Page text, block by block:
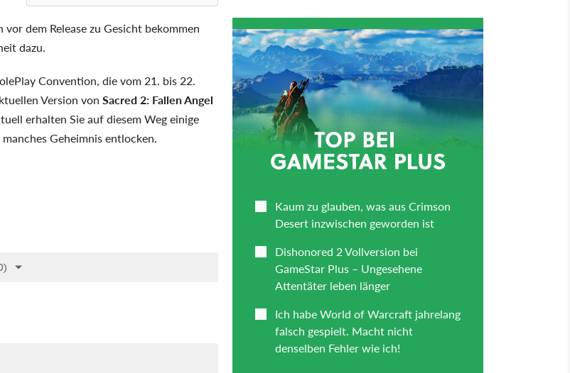
vor dem Release zu Gesicht bekommen
dazu.
Convention, die vom 21. bis 22.
Version von Sacred 2: Fallen Angel
erhalten Sie auf diesem Weg einige
Geheimnis entlocken.